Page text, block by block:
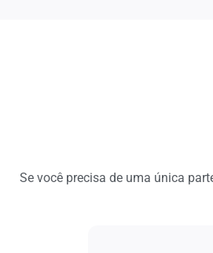
Se você precisa de uma única